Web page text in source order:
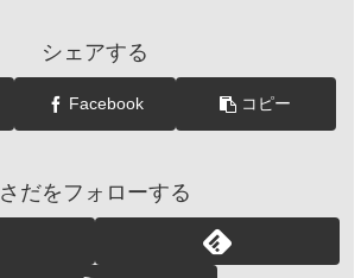
シェアする
Facebook コピー
さだをフォローする